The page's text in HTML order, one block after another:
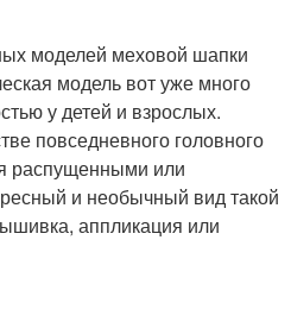
моделей меховой шапки
модель вот уже много
у детей и взрослых.
повседневного головного
распущенными или
и необычный вид такой
аппликация или